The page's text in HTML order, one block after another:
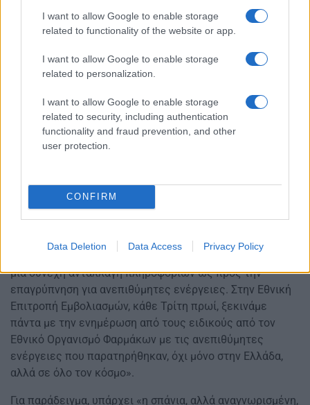
I want to allow Google to enable storage
related to functionality of the website or app.
I want to allow Google to enable storage
related to personalization.
I want to allow Google to enable storage
related to security, including authentication
functionality and fraud prevention, and other
user protection.
CONFIRM
Data Deletion Data Access Privacy Policy
μελέτες και τη διασταύρωση δεδομένων, εξετάζει τη
μαζική εφαρμογή του εμβολιασμού σε άλλες χώρες, πριν
τα παιδιά.
Πάνω από 12 εκατομμύρια δόσεις
έχουν χορηγηθεί σε παιδιά σε όλο
τον κόσμο μέχρι σήμερα
παρενέργειες των εμβολίων, απάντησαν πως
«βρισκόμαστε σε μια περίοδο, που για πρώτη φορά στη
σύγχρονη ιστορία έχουμε τόσο σημαντική, σε πραγματικό
χρόνο ενημέρωση. Συνεργάζονται διεθνείς οργανισμοί
μια συνεχή ανταλλαγή πληροφοριών ως προς την
επαγρύπνηση για ανεπιθύμητες ενέργειες. Στην Εθνική
Επιτροπή Εμβολιασμών, κάθε Τρίτη πρωί, ξεκινάμε
πάντα με την ενημέρωση από τους ειδικούς από τον
Εθνικό Οργανισμό Φαρμάκων με τις ανεπιθύμητες
ενέργειες που παρατηρήθηκαν, όχι μόνο στην Ελλάδα,
αλλά σε όλο τον κόσμο».
Για παράδειγμα, υπάρχει «η σπάνια, αλλά αναγνωρισμένη,